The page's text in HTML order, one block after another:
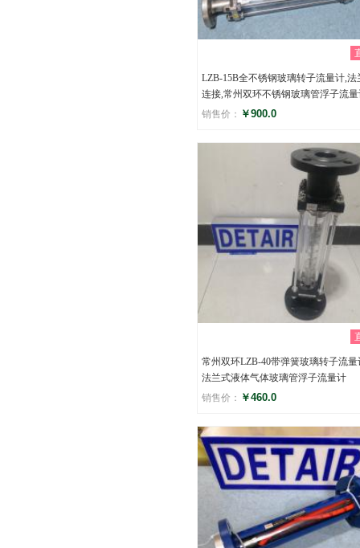
LZB-15B全不锈钢玻璃转子流量计,法
连接,常州双环不锈钢玻璃管浮子流
销售价： ￥900.0
评分
常州双环LZB-40带弹簧玻璃转子流量
法兰式液体气体玻璃管浮子流量计
销售价： ￥460.0
评分
()